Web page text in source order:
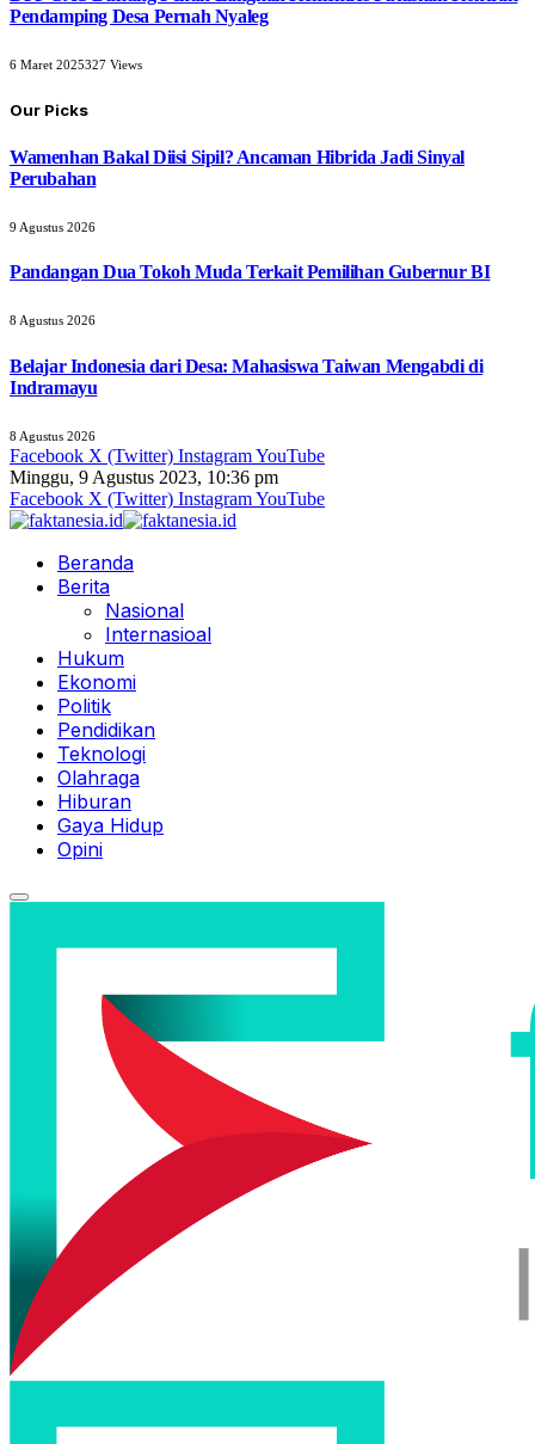
Pendamping Desa Pernah Nyaleg
6 Maret 2025327 Views
Our Picks
Wamenhan Bakal Diisi Sipil? Ancaman Hibrida Jadi Sinyal
Perubahan
9 Agustus 2026
Pandangan Dua Tokoh Muda Terkait Pemilihan Gubernur BI
8 Agustus 2026
Belajar Indonesia dari Desa: Mahasiswa Taiwan Mengabdi di
Indramayu
8 Agustus 2026
Facebook X (Twitter) InstagramYouTube
Minggu, 9 Agustus 2023, 10:36 pm
Facebook X (Twitter) InstagramYouTube
Beranda
Berita
Nasional
Internasioal
Hukum
Ekonomi
Politik
Pendidikan
Teknologi
Olahraga
Hiburan
Gaya Hidup
Opini